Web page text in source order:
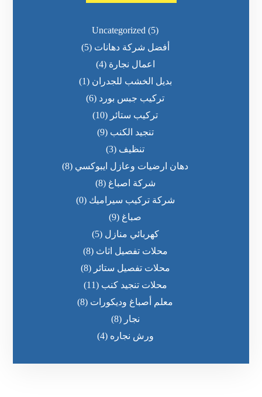
Uncategorized (5)
أفضل شركة دهانات (5)
اعمال نجارة (4)
بديل الخشب للجدران (1)
تركيب جبس بورد (6)
تركيب ستائر (10)
تنجيد الكنب (9)
تنظيف (3)
دهان ارضيات وعازل ايبوكسي (8)
شركة اصباغ (8)
شركة تركيب سيراميك (0)
صباغ (9)
كهربائي منازل (5)
محلات تفصيل اثاث (8)
محلات تفصيل ستائر (8)
محلات تنجيد كنب (11)
معلم أصباغ وديكورات (8)
نجار (8)
ورش نجاره (4)